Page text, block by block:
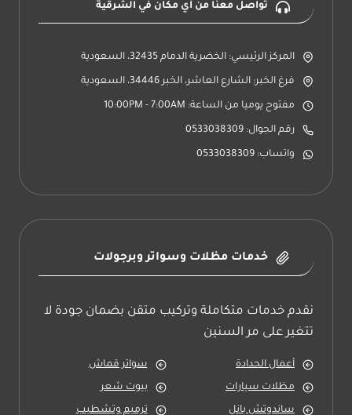
تواصل معنا من أي مكان في الشرقية
المركز الرئيسي: الخضرية الدمام 32435، السعودية
فرغ الخبر: الشارع العاشر، الخبر 34446، السعودية
مفتوح يوميا من الساعة: 10:00PM - 7:00AM
رقم الجوال: 0533038309
واتساب: 0533038309
خدمات مظلات وسواتر وبرجولات
نقدم خدمات متكاملة وتركيب متقن بضمان جودة لا
تتغير على مر السنين
أعمال الحدادة سواتر قماش
مظلات سيارات بيوت شعر
ساندوتش بانل ترميم وتشطيب